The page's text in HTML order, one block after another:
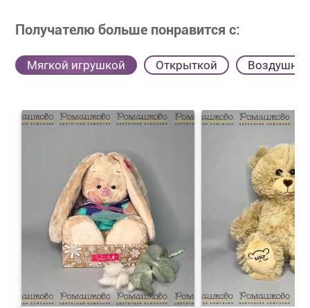
Получателю больше понравится с:
Мягкой игрушкой Открыткой